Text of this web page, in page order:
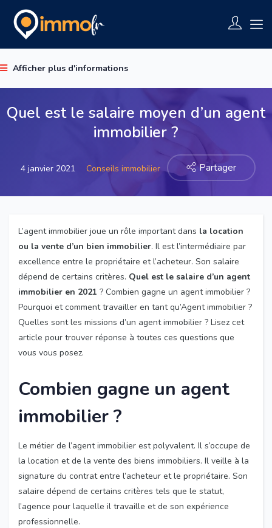
Afficher plus d'informations
Quel est le salaire moyen d’un agent
immobilier ?
4 janvier 2021 Conseils immobilier Partager
L’agent immobilier joue un rôle important dans la location
ou la vente d’un bien immobilier. Il est l’intermédiaire par
excellence entre le propriétaire et l’acheteur. Son salaire
dépend de certains critères. Quel est le salaire d’un agent
immobilier en 2021 ? Combien gagne un agent immobilier ?
Pourquoi et comment travailler en tant qu’Agent immobilier ?
Quelles sont les missions d’un agent immobilier ? Lisez cet
article pour trouver réponse à toutes ces questions que
vous vous posez.
Combien gagne un agent
immobilier ?
Le métier de l’agent immobilier est polyvalent. Il s’occupe de
la location et de la vente des biens immobiliers. Il veille à la
signature du contrat entre l’acheteur et le propriétaire. Son
salaire dépend de certains critères tels que le statut,
l’agence pour laquelle il travaille et de son expérience
professionnelle.